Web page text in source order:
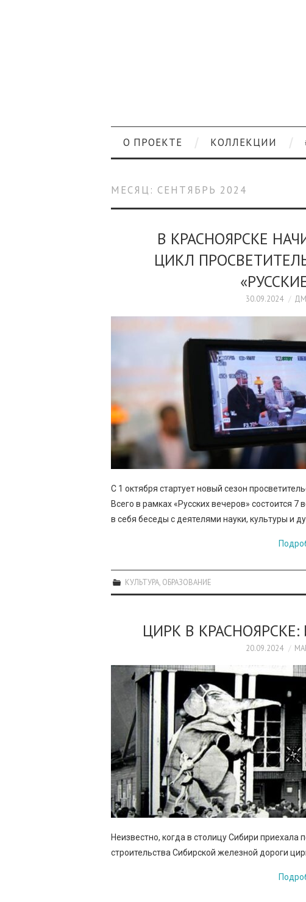
О ПРОЕКТЕ КОЛЛЕКЦИИ
МЕСЯЦ: СЕНТЯБРЬ 2024
В КРАСНОЯРСКЕ
ЦИКЛ
30.09.2024
С 1 октября стартует новый сезон
Всего в рамках «Русских вечеров» состоится
в себя беседы с деятелями науки, культуры и
КУЛЬТУРА ОБРАЗОВАНИЕ
ЦИРК В
20.09.2024
Неизвестно, когда в столицу Сибири приехала
строительства Сибирской железной дороги